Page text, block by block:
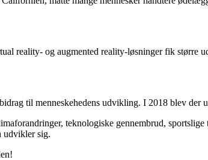
reality- og augmented reality-løsninger fik større
til menneskehedens udvikling. I 2018 blev
teknologiske gennembrud,
udvikler sig.